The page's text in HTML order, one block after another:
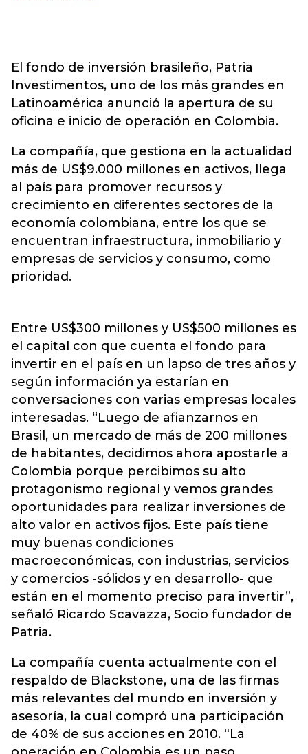
El fondo de inversión brasileño, Patria
Investimentos, uno de los más grandes en
Latinoamérica anunció la apertura de su
oficina e inicio de operación en Colombia.
La compañía, que gestiona en la actualidad
más de US$9.000 millones en activos, llega
al país para promover recursos y
crecimiento en diferentes sectores de la
economía colombiana, entre los que se
encuentran infraestructura, inmobiliario y
empresas de servicios y consumo, como
prioridad.
Entre US$300 millones y US$500 millones es
el capital con que cuenta el fondo para
invertir en el país en un lapso de tres años y
según información ya estarían en
conversaciones con varias empresas locales
interesadas. “Luego de afianzarnos en
Brasil, un mercado de más de 200 millones
de habitantes, decidimos ahora apostarle a
Colombia porque percibimos su alto
protagonismo regional y vemos grandes
oportunidades para realizar inversiones de
alto valor en activos fijos. Este país tiene
muy buenas condiciones
macroeconómicas, con industrias, servicios
y comercios -sólidos y en desarrollo- que
están en el momento preciso para invertir”,
señaló Ricardo Scavazza, Socio fundador de
Patria.
La compañía cuenta actualmente con el
respaldo de Blackstone, una de las firmas
más relevantes del mundo en inversión y
asesoría, la cual compró una participación
de 40% de sus acciones en 2010. “La